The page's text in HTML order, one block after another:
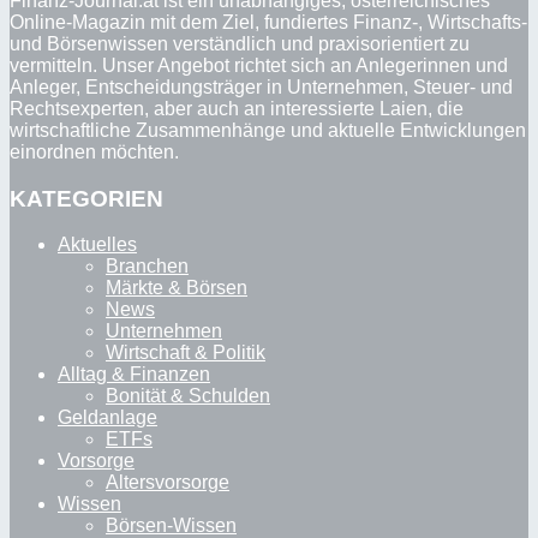
Online-Magazin mit dem Ziel, fundiertes Finanz-, Wirtschafts-
und Börsenwissen verständlich und praxisorientiert zu
vermitteln. Unser Angebot richtet sich an Anlegerinnen und
Anleger, Entscheidungsträger in Unternehmen, Steuer- und
Rechtsexperten, aber auch an interessierte Laien, die
wirtschaftliche Zusammenhänge und aktuelle Entwicklungen
einordnen möchten.
KATEGORIEN
Aktuelles
Branchen
Märkte & Börsen
News
Unternehmen
Wirtschaft & Politik
Alltag & Finanzen
Bonität & Schulden
Geldanlage
ETFs
Vorsorge
Altersvorsorge
Wissen
Börsen-Wissen